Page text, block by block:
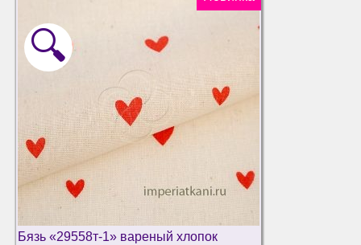
🔍
Бязь «29558т-1» вареный хлопок